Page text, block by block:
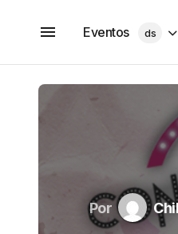
Eventos ds
Por